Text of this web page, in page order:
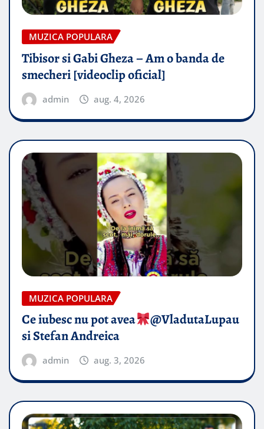
MUZICA POPULARA
Tibisor si Gabi Gheza – Am o banda de
smecheri [videoclip oficial]
admin aug. 4, 2026
MUZICA POPULARA
Ce iubesc nu pot avea
​@VladutaLupau
si Stefan Andreica
admin aug. 3, 2026